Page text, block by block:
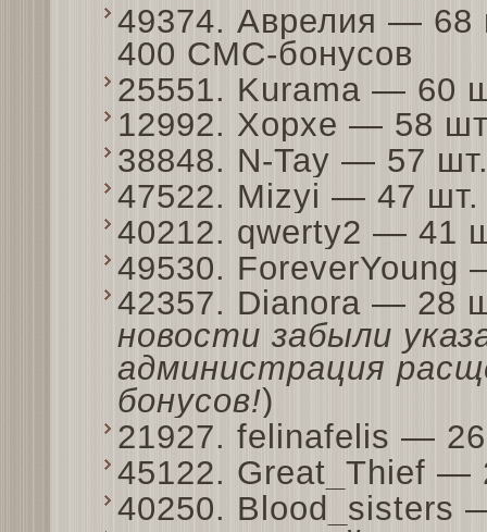
49374. Аврелия —
400 СМС-бонусов
25551. Kurama — 60
12992. Xopxe — 58
38848. N-Tay — 57
47522. Mizyi — 47
40212. qwerty2 — 41
49530.
42357. Dianora — 28
новости забыли
администрация
бонусов!)
21927. felinafelis —
45122. Great_Thief
40250.